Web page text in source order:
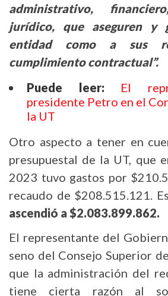
administrativo,
jurídico, que aseguren y
entidad como a sus
cumplimiento contractual”.
Puede leer: El
presidente Petro en el
la UT
Otro aspecto a tener en
presupuestal de la UT, que
2023 tuvo gastos por $
recaudo de $208.515.121.
ascendió a$2.083.899.862.
El representante del
seno del Consejo Superior
que la administración del
tiene cierta razón al